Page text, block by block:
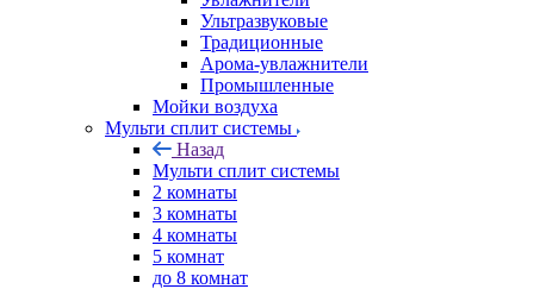
Ультразвуковые
Традиционные
Арома-увлажнители
Промышленные
Мойки воздуха
Мульти сплит системы
Назад
Мульти сплит системы
2 комнаты
3 комнаты
4 комнаты
5 комнат
до 8 комнат